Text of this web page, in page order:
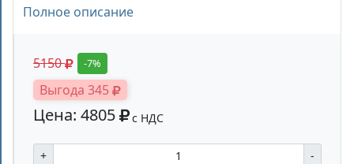
Полное описание
5150 -7%
Выгода 345
Цена: 4805 с НДС
+ -